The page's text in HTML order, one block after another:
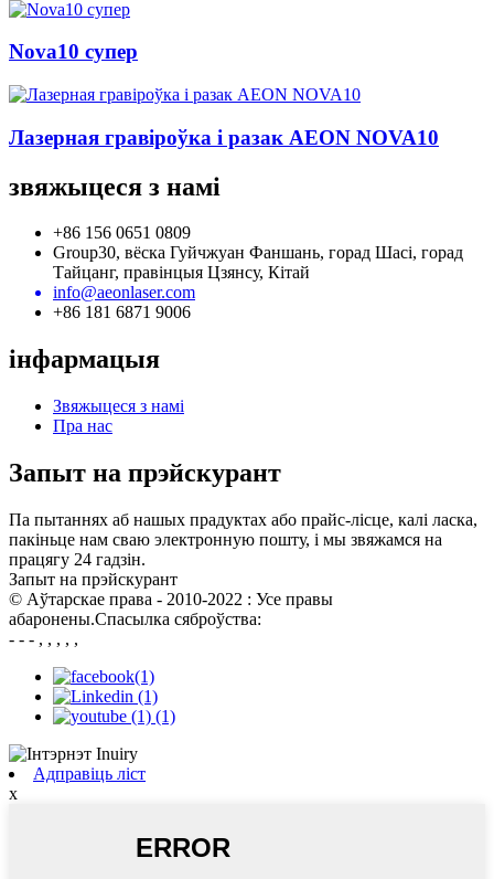
Nova10 супер
Лазерная гравіроўка і разак AEON NOVA10
звяжыцеся з намі
+86 156 0651 0809
Group30, вёска Гуйчжуан Фаншань, горад Шасі, горад
Тайцанг, правінцыя Цзянсу, Кітай
info@aeonlaser.com
+86 181 6871 9006
інфармацыя
Звяжыцеся з намі
Пра нас
Запыт на прэйскурант
Па пытаннях аб нашых прадуктах або прайс-лісце, калі ласка,
пакіньце нам сваю электронную пошту, і мы звяжамся на
працягу 24 гадзін.
Запыт на прэйскурант
© Аўтарскае права - 2010-2022 : Усе правы
абаронены.Спасылка сяброўства:
- - - , , , , ,
Адправіць ліст
x